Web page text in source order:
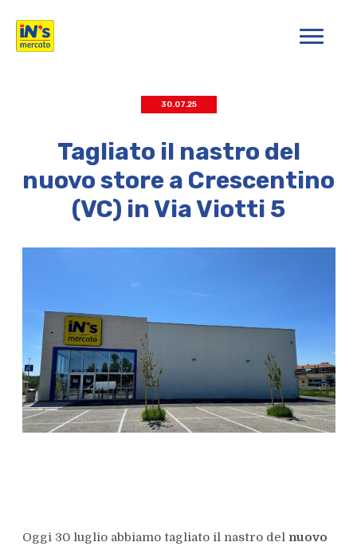
iN's Mercato
30.07.25
Tagliato il nastro del
nuovo store a Crescentino
(VC) in Via Viotti 5
Oggi 30 luglio abbiamo tagliato il nastro del nuovo